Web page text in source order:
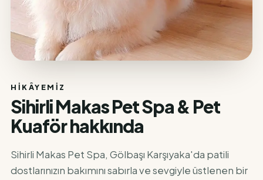
HIKÂYEMIZ
Sihirli Makas Pet Spa & Pet
Kuaför hakkında
Sihirli Makas Pet Spa, Gölbaşı Karşıyaka'da patili
dostlarınızın bakımını sabırla ve sevgiyle üstlenen bir